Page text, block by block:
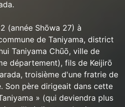
(année Shōwa 27) à
de Taniyama, district
Taniyama Chūō, ville de
département), fils de Keijirō
troisième d'une fratrie de
Son père dirigeait dans cette
» (qui deviendra plus